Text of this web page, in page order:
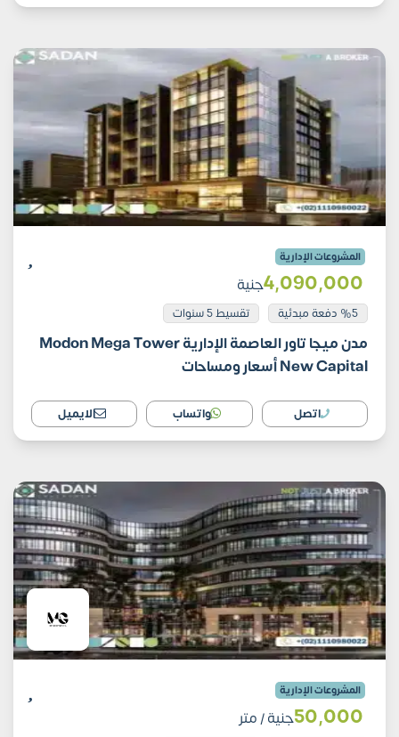
المشروعات الإدارية
4٬090٬000جنية
%5 دفعة مبدئية تقسيط 5 سنوات
مدن ميجا تاور العاصمة الإدارية Modon Mega Tower
New Capital أسعار ومساحات
اتصل واتساب الايميل
المشروعات الإدارية
50٬000جنية/ متر